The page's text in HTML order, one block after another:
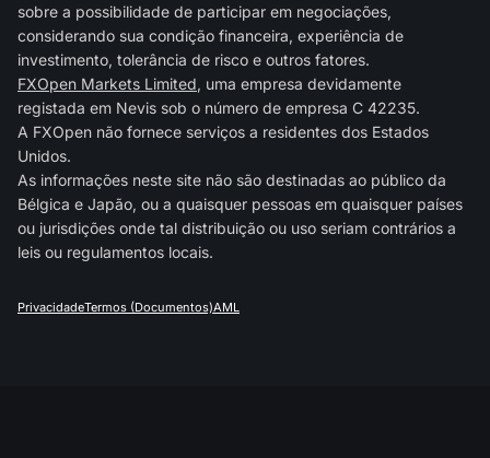
sobre a possibilidade de participar em negociações,
considerando sua condição financeira, experiência de
investimento, tolerância de risco e outros fatores.
FXOpen Markets Limited, uma empresa devidamente
registada em Nevis sob o número de empresa C 42235.
A FXOpen não fornece serviços a residentes dos Estados
Unidos.
As informações neste site não são destinadas ao público da
Bélgica e Japão, ou a quaisquer pessoas em quaisquer países
ou jurisdições onde tal distribuição ou uso seriam contrários a
leis ou regulamentos locais.
PrivacidadeTermos (Documentos)AML